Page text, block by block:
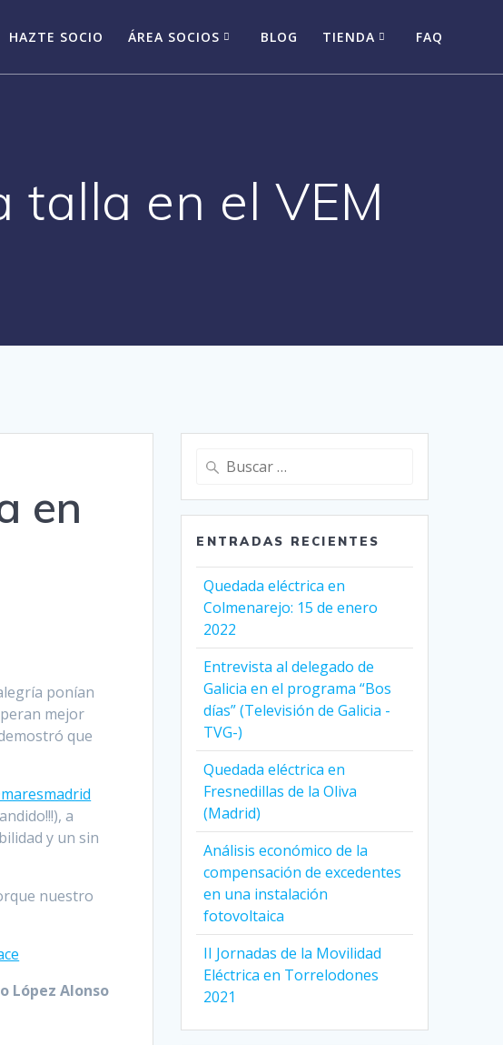
HAZTE SOCIO ÁREA SOCIOS BLOG TIENDA FAQ
talla en el VEM
en
ponían
mejor
que
a
y un sin
nuestro
López Alonso
Buscar:
ENTRADAS RECIENTES
Quedada eléctrica en
Colmenarejo: 15 de enero
2022
Entrevista al delegado de
Galicia en el programa “Bos
días” (Televisión de Galicia -
TVG-)
Quedada eléctrica en
Fresnedillas de la Oliva
(Madrid)
Análisis económico de la
compensación de excedentes
en una instalación
fotovoltaica
II Jornadas de la Movilidad
Eléctrica en Torrelodones
2021